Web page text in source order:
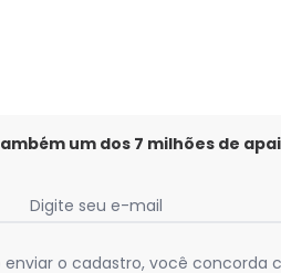
um dos 7 milhões de
Digite seu e-mail
enviar o cadastro, você concorda